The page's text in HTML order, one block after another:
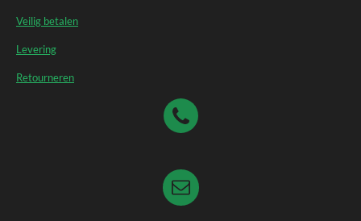
Veilig betalen
Levering
Retourneren